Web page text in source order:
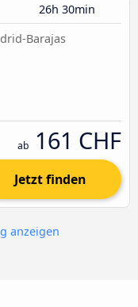
26h 30min
Barajas
ab 161 CHF
Jetzt finden
anzeigen